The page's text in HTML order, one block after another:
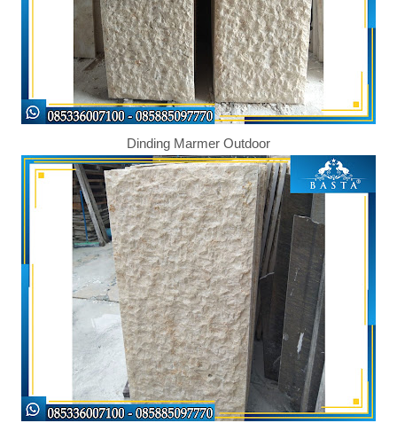
Dinding Marmer Outdoor